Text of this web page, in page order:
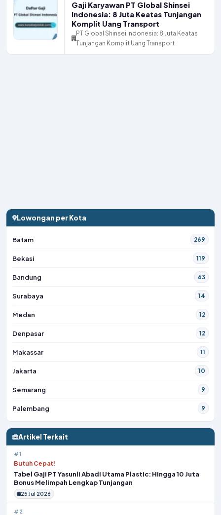
Gaji Karyawan PT Global Shinsei
Indonesia: 8 Juta Keatas Tunjangan
Komplit Uang Transport
PT Global Shinsei Indonesia: 8 Juta Keatas
Tunjangan Komplit Uang Transport
Lowongan per Kota
Batam 269
Bekasi 119
Bandung 63
Surabaya 14
Medan 12
Denpasar 12
Makassar 11
Jakarta 10
Semarang 9
Palembang 9
Artikel Terkait
#1
Butuh Cepat!
Tabel Gaji PT Yasunli Abadi Utama Plastic: Hingga 10 Juta
Bonus Melimpah Lengkap Tunjangan
25 Jul 2026
#2